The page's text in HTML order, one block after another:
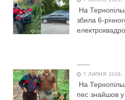
На
збила 6-
7 ЛИПНЯ 2026,
На
пес знайшов у